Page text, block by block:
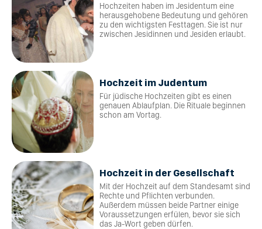
Hochzeiten haben im Jesidentum eine
herausgehobene Bedeutung und gehören
zu den wichtigsten Festtagen. Sie ist nur
zwischen Jesidinnen und Jesiden erlaubt.
Hochzeit im Judentum
Für jüdische Hochzeiten gibt es einen
genauen Ablaufplan. Die Rituale beginnen
schon am Vortag.
Hochzeit in der Gesellschaft
Mit der Hochzeit auf dem Standesamt sind
Rechte und Pflichten verbunden.
Außerdem müssen beide Partner einige
Voraussetzungen erfülen, bevor sie sich
das Ja-Wort geben dürfen.